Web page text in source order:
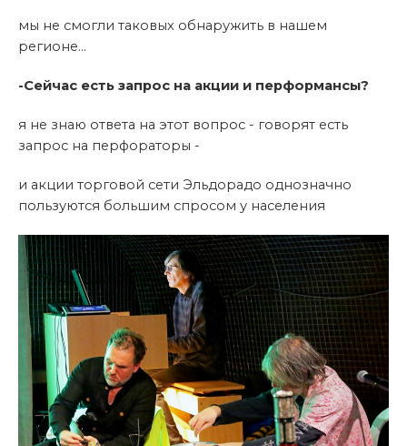
мы не смогли таковых обнаружить в нашем
регионе...
-Сейчас есть запрос на акции и перформансы?
я не знаю ответа на этот вопрос - говорят есть
запрос на перфораторы -
и акции торговой сети Эльдорадо однозначно
пользуются большим спросом у населения